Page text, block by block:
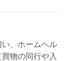
い、ホームヘル
物の同行や入